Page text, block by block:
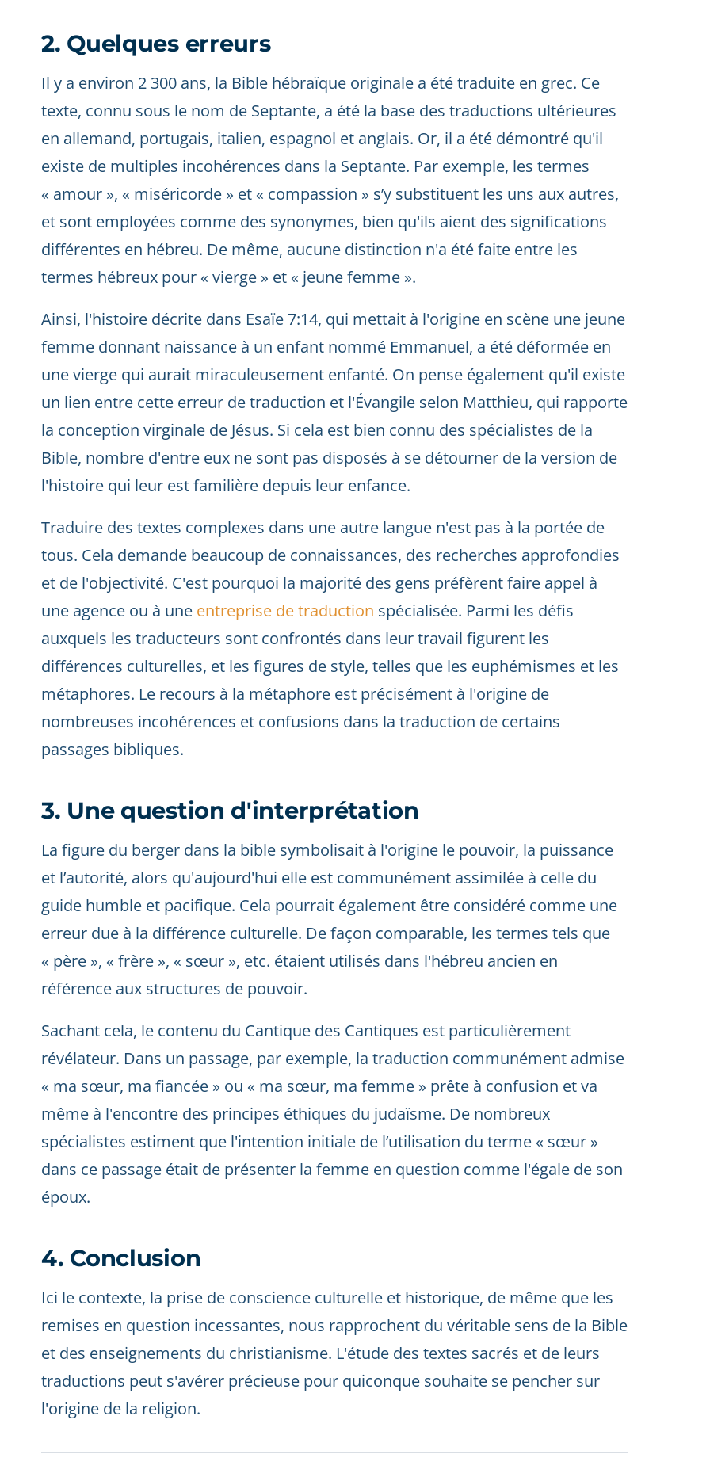
2. Quelques erreurs
Il y a environ 2 300 ans, la Bible hébraïque originale a été traduite en grec. Ce
texte, connu sous le nom de Septante, a été la base des traductions ultérieures
en allemand, portugais, italien, espagnol et anglais. Or, il a été démontré qu'il
existe de multiples incohérences dans la Septante. Par exemple, les termes
« amour », « miséricorde » et « compassion » s’y substituent les uns aux autres,
et sont employées comme des synonymes, bien qu'ils aient des significations
différentes en hébreu. De même, aucune distinction n'a été faite entre les
termes hébreux pour « vierge » et « jeune femme ».
Ainsi, l'histoire décrite dans Esaïe 7:14, qui mettait à l'origine en scène une jeune
femme donnant naissance à un enfant nommé Emmanuel, a été déformée en
une vierge qui aurait miraculeusement enfanté. On pense également qu'il existe
un lien entre cette erreur de traduction et l'Évangile selon Matthieu, qui rapporte
la conception virginale de Jésus. Si cela est bien connu des spécialistes de la
Bible, nombre d'entre eux ne sont pas disposés à se détourner de la version de
l'histoire qui leur est familière depuis leur enfance.
Traduire des textes complexes dans une autre langue n'est pas à la portée de
tous. Cela demande beaucoup de connaissances, des recherches approfondies
et de l'objectivité. C'est pourquoi la majorité des gens préfèrent faire appel à
une agence ou à une entreprise de traduction spécialisée. Parmi les défis
auxquels les traducteurs sont confrontés dans leur travail figurent les
différences culturelles, et les figures de style, telles que les euphémismes et les
métaphores. Le recours à la métaphore est précisément à l'origine de
nombreuses incohérences et confusions dans la traduction de certains
passages bibliques.
3. Une question d'interprétation
La figure du berger dans la bible symbolisait à l'origine le pouvoir, la puissance
et l’autorité, alors qu'aujourd'hui elle est communément assimilée à celle du
guide humble et pacifique. Cela pourrait également être considéré comme une
erreur due à la différence culturelle. De façon comparable, les termes tels que
« père », « frère », « sœur », etc. étaient utilisés dans l'hébreu ancien en
référence aux structures de pouvoir.
Sachant cela, le contenu du Cantique des Cantiques est particulièrement
révélateur. Dans un passage, par exemple, la traduction communément admise
« ma sœur, ma fiancée » ou « ma sœur, ma femme » prête à confusion et va
même à l'encontre des principes éthiques du judaïsme. De nombreux
spécialistes estiment que l'intention initiale de l’utilisation du terme « sœur »
dans ce passage était de présenter la femme en question comme l'égale de son
époux.
4. Conclusion
Ici le contexte, la prise de conscience culturelle et historique, de même que les
remises en question incessantes, nous rapprochent du véritable sens de la Bible
et des enseignements du christianisme. L'étude des textes sacrés et de leurs
traductions peut s'avérer précieuse pour quiconque souhaite se pencher sur
l'origine de la religion.